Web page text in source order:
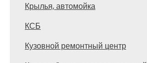
Крылья, автомойка
КСБ
Кузовной ремонтный центр